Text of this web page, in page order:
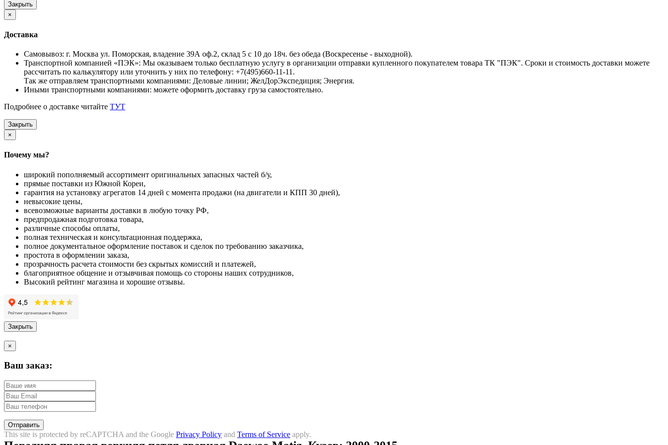
Закрыть
×
Доставка
Самовывоз: г. Москва ул. Поморская, владение 39А оф.2, склад 5 с 10 до 18ч. без обеда (Воскресенье - выходной).
Транспортной компанией «ПЭК»: Мы оказываем только бесплатную услугу в организации отправки купленного покупателем товара ТК "ПЭК". Сроки и стоимость доставки можете
рассчитать по калькулятору или уточнить у них по телефону: +7(495)660-11-11.
Так же отправляем транспортными компаниями: Деловые линии; ЖелДорЭкспедиция; Энергия.
Иными транспортными компаниями: можете оформить доставку груза самостоятельно.
Подробнее о доставке читайте ТУТ
Закрыть
×
Почему мы?
широкий пополняемый ассортимент оригинальных запасных частей б/у,
прямые поставки из Южной Кореи,
гарантия на установку агрегатов 14 дней с момента продажи (на двигатели и КПП 30 дней),
невысокие цены,
всевозможные варианты доставки в любую точку РФ,
предпродажная подготовка товара,
различные способы оплаты,
полная техническая и консультационная поддержка,
полное документальное оформление поставок и сделок по требованию заказчика,
простота в оформлении заказа,
прозрачность расчета стоимости без скрытых комиссий и платежей,
благоприятное общение и отзывчивая помощь со стороны наших сотрудников,
Высокий рейтинг магазина и хорошие отзывы.
Закрыть
×
Ваш заказ:
Отправить
This site is protected by reCAPTCHA and the Google Privacy Policy and Terms of Service apply.